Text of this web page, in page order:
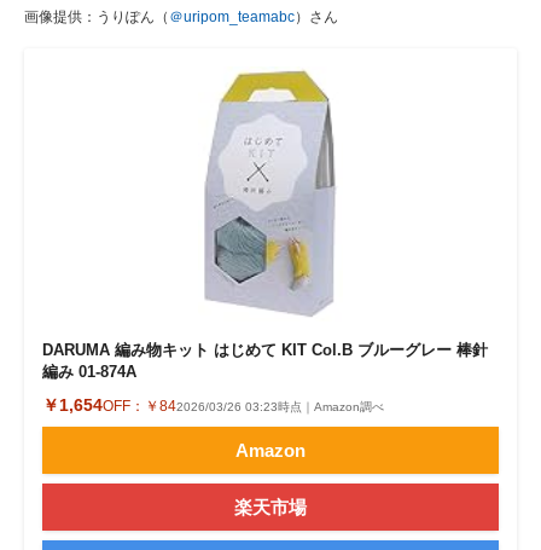
画像提供：うりぽん（ ＠uripom_teamabc）さん
DARUMA 編み物キット はじめて KIT Col.B ブルーグレー 棒針
編み 01-874A
￥1,654OFF： ￥842026/03/26 03:23時点｜Amazon調べ
Amazon
楽天市場